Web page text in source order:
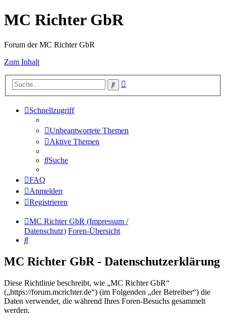
MC Richter GbR
Forum der MC Richter GbR
Zum Inhalt
Suche
Schnellzugriff
Unbeantwortete Themen
Aktive Themen
Suche
FAQ
Anmelden
Registrieren
MC Richter GbR (Impressum /
Datenschutz) Foren-Übersicht
Suche
MC Richter GbR - Datenschutzerklärung
Diese Richtlinie beschreibt, wie „MC Richter GbR“
(„https://forum.mcrichter.de“) (im Folgenden „der Betreiber“) die
Daten verwendet, die während Ihres Foren-Besuchs gesammelt
werden.